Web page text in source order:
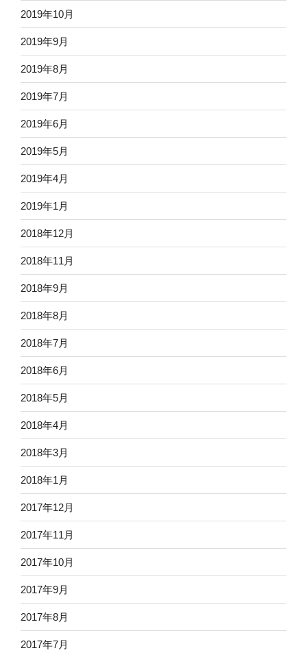
2019年10月
2019年9月
2019年8月
2019年7月
2019年6月
2019年5月
2019年4月
2019年1月
2018年12月
2018年11月
2018年9月
2018年8月
2018年7月
2018年6月
2018年5月
2018年4月
2018年3月
2018年1月
2017年12月
2017年11月
2017年10月
2017年9月
2017年8月
2017年7月